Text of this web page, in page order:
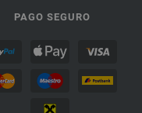
PAGO SEGURO